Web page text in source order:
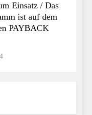
Einsatz / Das
ist auf dem
PAYBACK